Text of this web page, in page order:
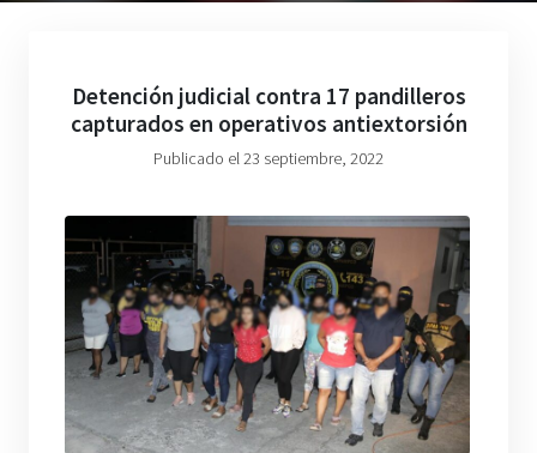
Detención judicial contra 17 pandilleros
capturados en operativos antiextorsión
Publicado el 23 septiembre, 2022